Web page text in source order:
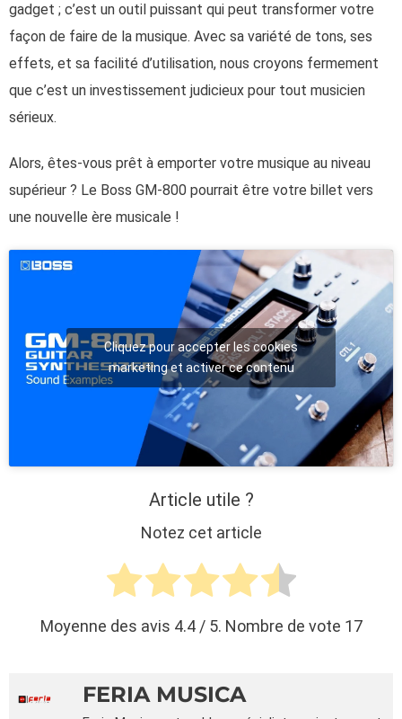
gadget ; c’est un outil puissant qui peut transformer votre
façon de faire de la musique. Avec sa variété de tons, ses
effets, et sa facilité d’utilisation, nous croyons fermement
que c’est un investissement judicieux pour tout musicien
sérieux.
Alors, êtes-vous prêt à emporter votre musique au niveau
supérieur ? Le Boss GM-800 pourrait être votre billet vers
une nouvelle ère musicale !
Cliquez pour accepter les cookies
marketing et activer ce contenu
Article utile ?
Notez cet article
Moyenne des avis 4.4/ 5. Nombre de vote 17
FERIA MUSICA